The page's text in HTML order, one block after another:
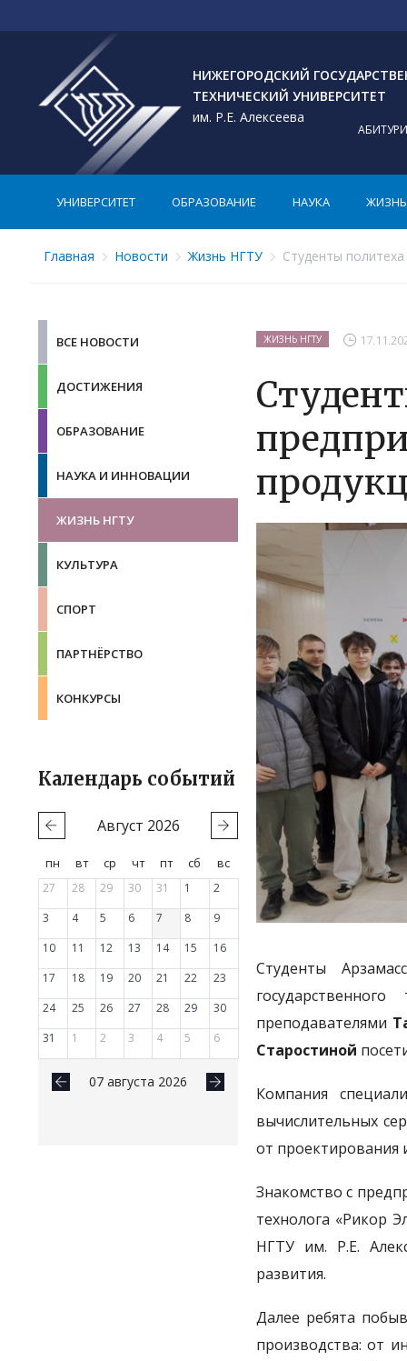
НИЖЕГОРОДСКИЙ
ТЕХНИЧЕСКИЙ УНИВЕРСИТЕТ
им. Р.Е. Алексеева
УНИВЕРСИТЕТ ОБРАЗОВАНИЕ НАУКА ЖИЗНЬ
Главная Новости Жизнь НГТУ Студенты
ВСЕ НОВОСТИ
ДОСТИЖЕНИЯ
ОБРАЗОВАНИЕ
НАУКА И ИННОВАЦИИ
ЖИЗНЬ НГТУ
КУЛЬТУРА
СПОРТ
ПАРТНЁРСТВО
КОНКУРСЫ
Календарь событий
Август 2026
пн вт ср чт пт сб
вс
27
28 29 30 31 1
2
3
4 5 6 7 8
9
10
11 12 13 14 15
16
17
18 19 20 21 22
23
24
25 26 27 28 29
30
31
1 2 3 4 5 6
07 августа 2026
ЖИЗНЬ НГТУ
Студенты
преподавателями
Старостиной
Компания
вычислительных
от проектирования
Знакомство с
технолога «Рикор
НГТУ им. Р.Е.
развития.
Далее ребята
производства: от